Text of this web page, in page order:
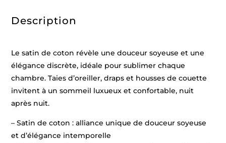
Description
Le satin de coton révèle une douceur soyeuse et une
élégance discrète, idéale pour sublimer chaque
chambre. Taies d’oreiller, draps et housses de couette
invitent à un sommeil luxueux et confortable, nuit
après nuit.
– Satin de coton : alliance unique de douceur soyeuse
et d’élégance intemporelle